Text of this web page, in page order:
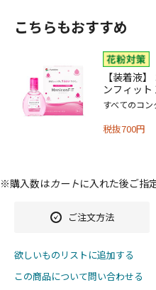
こちらもおすすめ
【装着液
ンフィッ
すべてのコ
税抜700円
※購入数はカートに入れた後ご指
ご注文方法
欲しいものリストに追加する
この商品について問い合わせる